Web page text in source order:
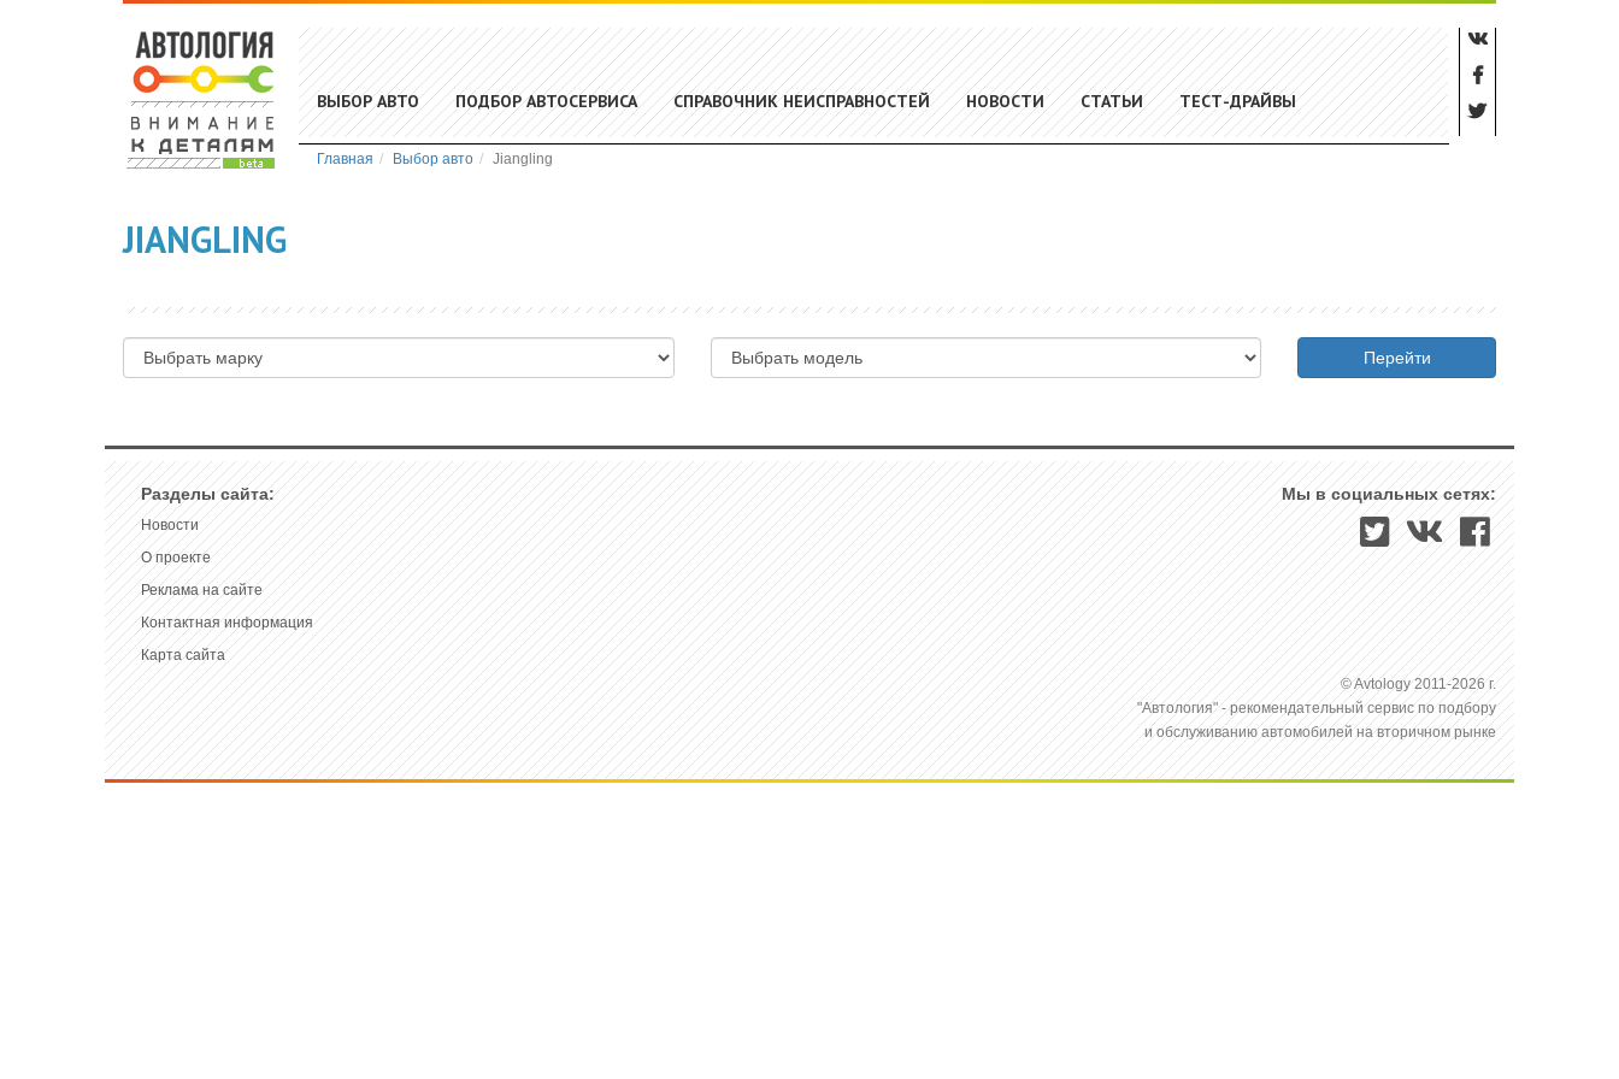
ВЫБОР АВТО ПОДБОР АВТОСЕРВИСА СПРАВОЧНИК НЕИСПРАВНОСТЕЙ НОВОСТИ СТАТЬИ ТЕСТ-ДРАЙВЫ
Главная Выбор авто Jiangling
JIANGLING
Перейти
Разделы сайта:
Новости
О проекте
Реклама на сайте
Контактная информация
Карта сайта
Мы в социальных сетях:
© Avtology 2011-2026 г.
"Автология" - рекомендательный сервис по подбору
и обслуживанию автомобилей на вторичном рынке